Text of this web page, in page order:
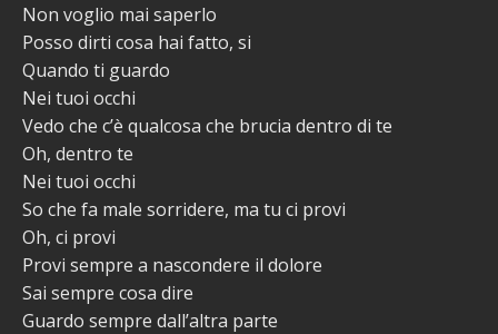
Non voglio mai saperlo
Posso dirti cosa hai fatto, si
Quando ti guardo
Nei tuoi occhi
Vedo che c’è qualcosa che brucia dentro di te
Oh, dentro te
Nei tuoi occhi
So che fa male sorridere, ma tu ci provi
Oh, ci provi
Provi sempre a nascondere il dolore
Sai sempre cosa dire
Guardo sempre dall’altra parte